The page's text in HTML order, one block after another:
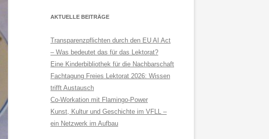
AKTUELLE BEITRÄGE
Transparenzpflichten durch den EU AI Act
– Was bedeutet das für das Lektorat?
Eine Kinderbibliothek für die Nachbarschaft
Fachtagung Freies Lektorat 2026: Wissen
trifft Austausch
Co-Workation mit Flamingo-Power
Kunst, Kultur und Geschichte im VFLL –
ein Netzwerk im Aufbau